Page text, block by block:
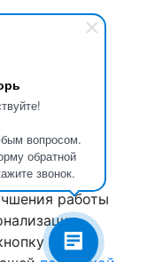
вопросом.
обратной
звонок.
права
работы